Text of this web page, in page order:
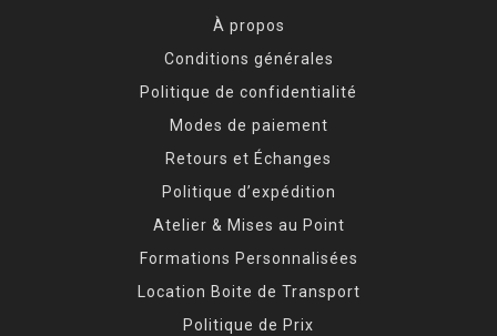
À propos
Conditions générales
Politique de confidentialité
Modes de paiement
Retours et Échanges
Politique d’expédition
Atelier & Mises au Point
Formations Personnalisées
Location Boite de Transport
Politique de Prix